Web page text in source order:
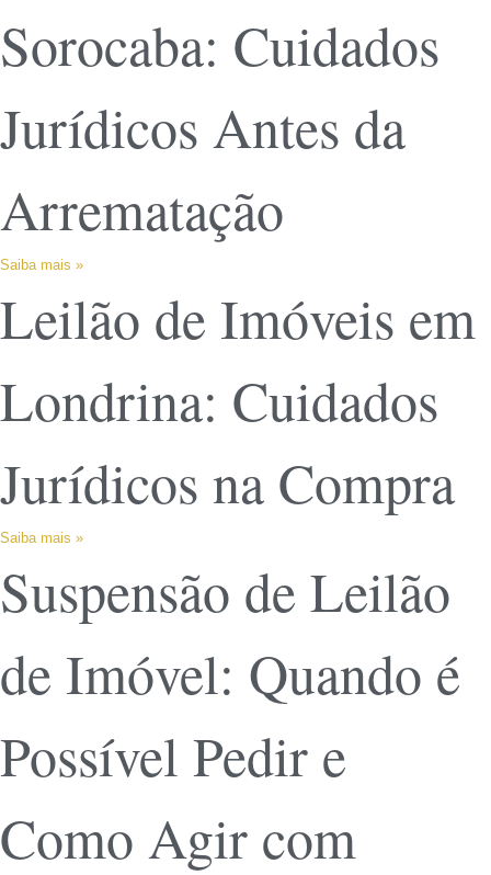
Sorocaba: Cuidados
Jurídicos Antes da
Arrematação
Saiba mais »
Leilão de Imóveis em
Londrina: Cuidados
Jurídicos na Compra
Saiba mais »
Suspensão de Leilão
de Imóvel: Quando é
Possível Pedir e
Como Agir com